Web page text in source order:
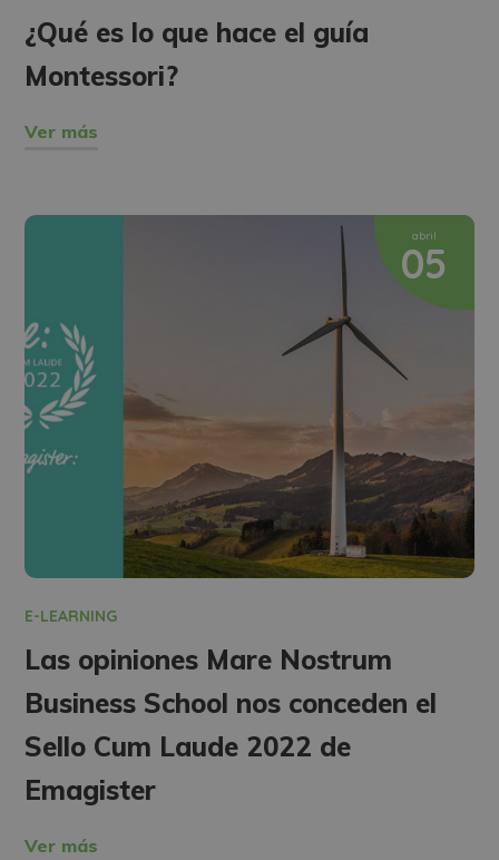
¿Qué es lo que hace el guía
Montessori?
Ver más
abril
05
E-LEARNING
Las opiniones Mare Nostrum
Business School nos conceden el
Sello Cum Laude 2022 de
Emagister
Ver más